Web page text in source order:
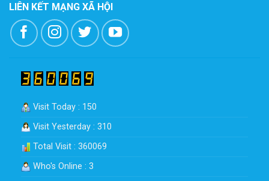
LIÊN KẾT MẠNG XÃ HỘI
Visit Today : 150
Visit Yesterday : 310
Total Visit : 360069
Who's Online : 3